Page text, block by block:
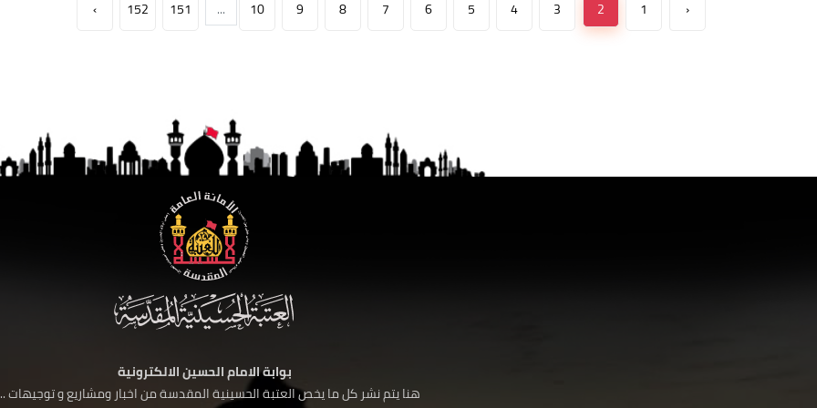
‹
1
2
3
4
5
6
7
8
9
10
...
151
152
›
بوابة الامام الحسين الالكترونية
هنا يتم نشر كل ما يخص العتبة الحسينية المقدسة من اخبار ومشاريع و توجيهات